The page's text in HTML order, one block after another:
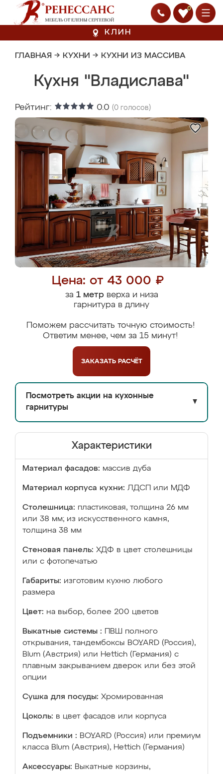
0
КЛИН
ГЛАВНАЯ → КУХНИ → КУХНИ ИЗ МАССИВА
Кухня "Владислава"
Рейтинг: 0.0 (0 голосов)
Цена: от 43 000 ₽
за 1 метрверха и низа
гарнитура в длину
Поможем рассчитать точную стоимость!
Ответим менее, чем за 15 минут!
ЗАКАЗАТЬ РАСЧЁТ
Посмотреть акции на кухонные
гарнитуры
▼
Характеристики
Материал фасадов: массив дуба
Материал корпуса кухни: ЛДСП или МДФ
Столешница: пластиковая, толщина 26 мм
или 38 мм; из искусственного камня,
толщина 38 мм
Стеновая панель: ХДФ в цвет столешницы
или с фотопечатью
Габариты: изготовим кухню любого
размера
Цвет: на выбор, более 200 цветов
Выкатные системы :
ПВШ полного
открывания, тандембоксы BOYARD (Россия),
Blum (Австрия) или Hettich (Германия) с
плавным закрыванием дверок или без этой
опции
Сушка для посуды: Хромированная
Цоколь: в цвет фасадов или корпуса
Подъемники : BOYARD (Россия) или премиум
класса Blum (Австрия), Hettich (Германия)
Аксессуары: Выкатные корзины,